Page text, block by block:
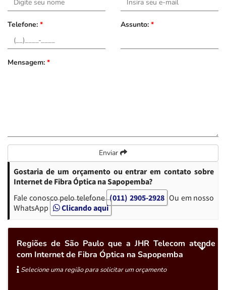
Telefone: * Assunto: *
Mensagem: *
Enviar
Gostaria de um orçamento ou entrar em contato sobre
Internet de Fibra Óptica na Sapopemba?
Fale conosco pelo telefone (011) 2905-2928 Ou em nosso
WhatsApp
Clicando aqui
Regiões de São Paulo que a JHR Telecom atende
com Internet de Fibra Óptica na Sapopemba
Selecione uma região para solicitar um orçamento